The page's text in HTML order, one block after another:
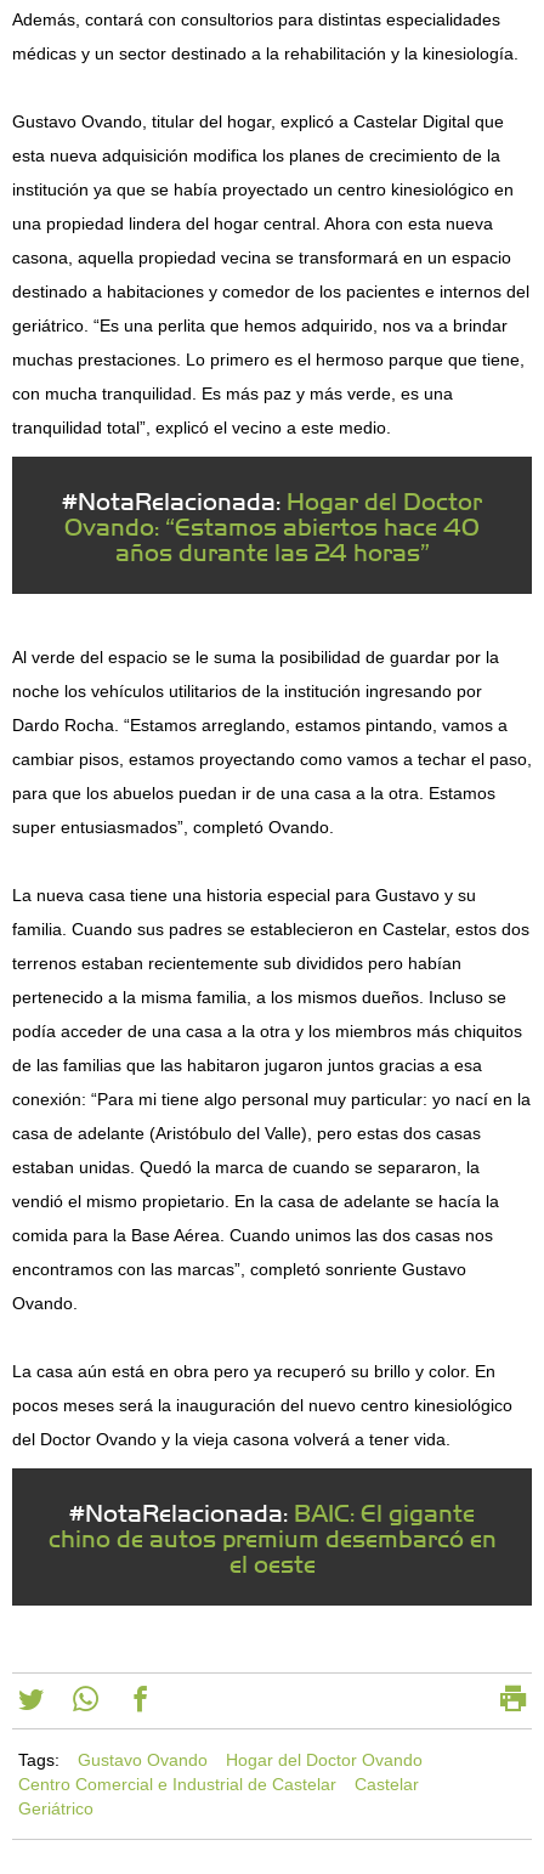
Además, contará con consultorios para distintas especialidades
médicas y un sector destinado a la rehabilitación y la kinesiología.
Gustavo Ovando, titular del hogar, explicó a Castelar Digital que
esta nueva adquisición modifica los planes de crecimiento de la
institución ya que se había proyectado un centro kinesiológico en
una propiedad lindera del hogar central. Ahora con esta nueva
casona, aquella propiedad vecina se transformará en un espacio
destinado a habitaciones y comedor de los pacientes e internos del
geriátrico. “Es una perlita que hemos adquirido, nos va a brindar
muchas prestaciones. Lo primero es el hermoso parque que tiene,
con mucha tranquilidad. Es más paz y más verde, es una
tranquilidad total”, explicó el vecino a este medio.
#NotaRelacionada: Hogar del Doctor
Ovando: “Estamos abiertos hace 40
años durante las 24 horas”
Al verde del espacio se le suma la posibilidad de guardar por la
noche los vehículos utilitarios de la institución ingresando por
Dardo Rocha. “Estamos arreglando, estamos pintando, vamos a
cambiar pisos, estamos proyectando como vamos a techar el paso,
para que los abuelos puedan ir de una casa a la otra. Estamos
super entusiasmados”, completó Ovando.
La nueva casa tiene una historia especial para Gustavo y su
familia. Cuando sus padres se establecieron en Castelar, estos dos
terrenos estaban recientemente sub divididos pero habían
pertenecido a la misma familia, a los mismos dueños. Incluso se
podía acceder de una casa a la otra y los miembros más chiquitos
de las familias que las habitaron jugaron juntos gracias a esa
conexión: “Para mi tiene algo personal muy particular: yo nací en la
casa de adelante (Aristóbulo del Valle), pero estas dos casas
estaban unidas. Quedó la marca de cuando se separaron, la
vendió el mismo propietario. En la casa de adelante se hacía la
comida para la Base Aérea. Cuando unimos las dos casas nos
encontramos con las marcas”, completó sonriente Gustavo
Ovando.
La casa aún está en obra pero ya recuperó su brillo y color. En
pocos meses será la inauguración del nuevo centro kinesiológico
del Doctor Ovando y la vieja casona volverá a tener vida.
#NotaRelacionada: BAIC: El gigante
chino de autos premium desembarcó en
el oeste
Tags: Gustavo Ovando
Hogar del Doctor Ovando
Centro Comercial e Industrial de Castelar
Castelar
Geriátrico